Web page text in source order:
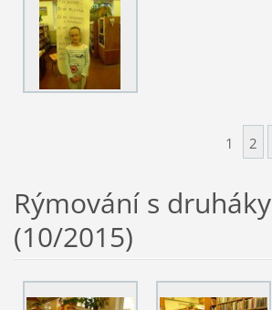
1 2
Rýmování s druháky
(10/2015)